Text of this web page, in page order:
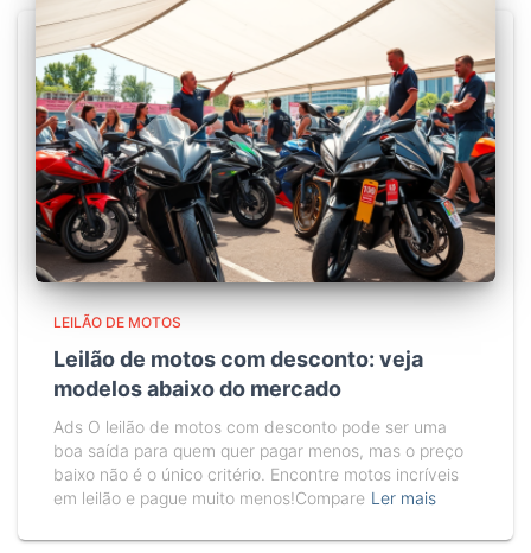
LEILÃO DE MOTOS
Leilão de motos com desconto: veja
modelos abaixo do mercado
Ads O leilão de motos com desconto pode ser uma
boa saída para quem quer pagar menos, mas o preço
baixo não é o único critério. Encontre motos incríveis
em leilão e pague muito menos!Compare Ler mais